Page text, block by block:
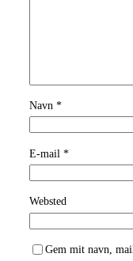
Navn *
E-mail *
Websted
Gem mit navn,